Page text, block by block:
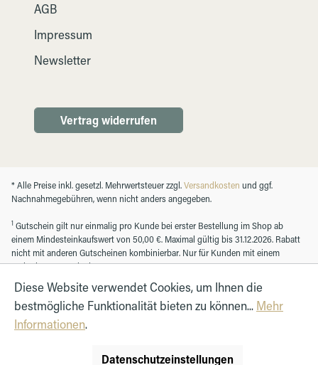
AGB
Impressum
Newsletter
Vertrag widerrufen
* Alle Preise inkl. gesetzl. Mehrwertsteuer zzgl.Versandkosten und ggf.
Nachnahmegebühren, wenn nicht anders angegeben.
1 Gutschein gilt nur einmalig pro Kunde bei erster Bestellung im Shop ab
einem Mindesteinkaufswert von 50,00 €. Maximal gültig bis 31.12.2026. Rabatt
nicht mit anderen Gutscheinen kombinierbar. Nur für Kunden mit einem
registrierten Kundenkonto.
Diese Website verwendet Cookies, um Ihnen die
bestmögliche Funktionalität bieten zu können... Mehr
Informationen.
Datenschutzeinstellungen